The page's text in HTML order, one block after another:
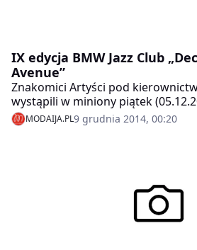
IX edycja BMW Jazz Club
Avenue”
Znakomici Artyści pod
wystąpili w miniony piątek
Teatru Wielkiego.
MODAIJA.PL9 grudnia 2014, 00:20